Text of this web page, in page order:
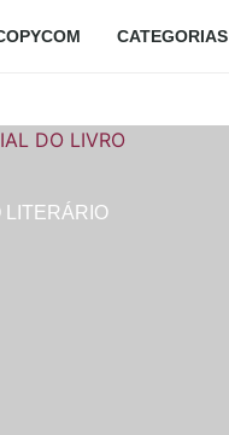
CATEGORIAS
LITERÁRIO